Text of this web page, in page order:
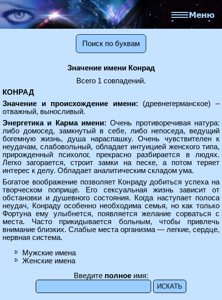
Поиск по буквам
Значение имени Конрад
Всего 1 совпадений.
КОНРАД
Значение и происхождение имени: (древнегерманское) –
отважный, выносливый.
Энергетика и Карма имени: Очень противоречивая натура:
либо домосед, замкнутый в себе, либо непоседа, ведущий
богемную жизнь, душа нараспашку. Очень чувствителен к
неудачам, слабовольный, обладает интуицией женского типа,
прирожденный психолог, прекрасно разбирается в людях.
Легко загорается, строит замки на песке, а потом теряет
интерес к делу. Обладает аналитическим складом ума.
Богатое воображение позволяет Конраду добиться успеха на
творческом поприще. Его сексуальная жизнь зависит от
обстановки и душевного состояния. Когда наступает полоса
неудач, Конраду особенно необходима семья, но как только
Фортуна ему улыбнется, появляется желание сорваться с
места. Часто прикидывается больным, чтобы привлечь
внимание близких. Слабые места организма — легкие, сердце,
нервная система.
Мужские имена
Женские имена
Введите полное имя: